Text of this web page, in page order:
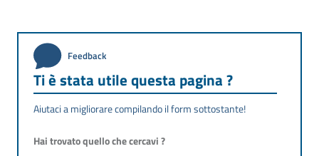
Feedback
Ti è stata utile questa pagina ?
Aiutaci a migliorare compilando il form sottostante!
Hai trovato quello che cercavi ?